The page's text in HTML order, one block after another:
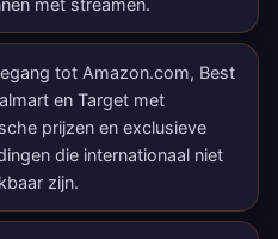
met streamen.
tot Amazon.com, Best
en Target met
prijzen en exclusieve
die internationaal niet
zijn.